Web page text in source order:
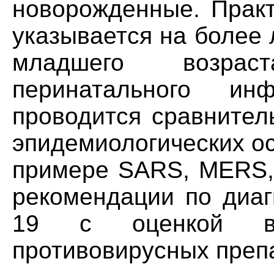
новорожденные.
указывается на
младшего
перинатального
проводится
эпидемиологических
примере SARS,
рекомендации по
19 с оценкой
противовирусных